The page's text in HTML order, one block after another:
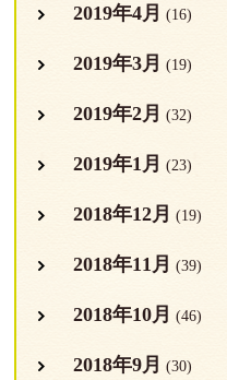
2019年4月 (16)
2019年3月 (19)
2019年2月 (32)
2019年1月 (23)
2018年12月 (19)
2018年11月 (39)
2018年10月 (46)
2018年9月 (30)